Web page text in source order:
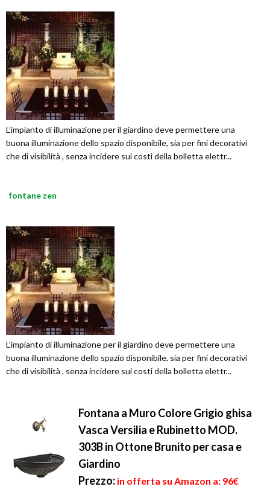
L’impianto di illuminazione per il giardino deve permettere una
buona illuminazione dello spazio disponibile, sia per fini decorativi
che di visibilità , senza incidere sui costi della bolletta elettr...
fontane zen
L’impianto di illuminazione per il giardino deve permettere una
buona illuminazione dello spazio disponibile, sia per fini decorativi
che di visibilità , senza incidere sui costi della bolletta elettr...
Fontana a Muro Colore Grigio ghisa
Vasca Versilia e Rubinetto MOD.
303B in Ottone Brunito per casa e
Giardino
Prezzo: in offerta su Amazon a: 96€